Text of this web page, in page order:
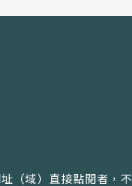
（域）直接點閱者，不